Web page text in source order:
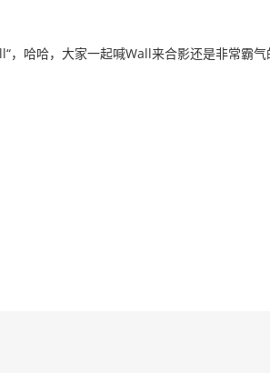
，哈哈，大家一起喊Wall来合影还是非常霸气